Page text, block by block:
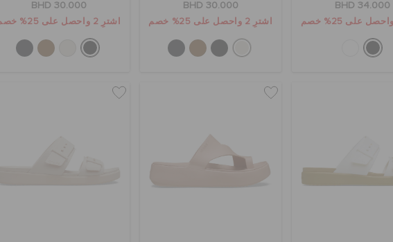
BHD 34.000
BHD 30.000
اشترِ 2 واحصل على 25% خصم
BHD 30.000
اشترِ 2 واحصل على 25% خصم